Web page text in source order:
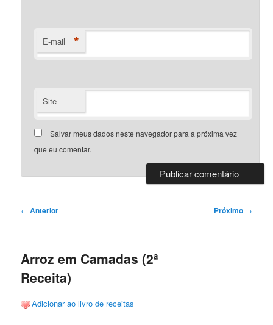
E-mail *
Site
Salvar meus dados neste navegador para a próxima vez
que eu comentar.
Navegação
← Anterior Próximo →
Arroz em Camadas (2ª
Receita)
Adicionar ao livro de receitas